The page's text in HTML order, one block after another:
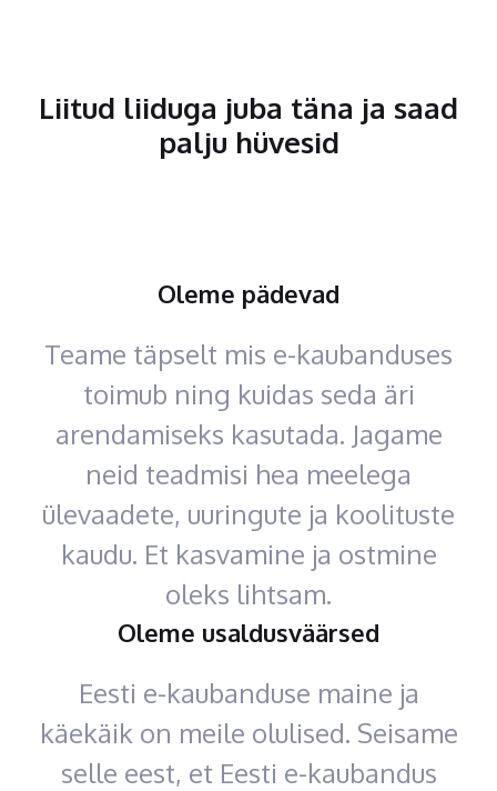
Liitud liiduga juba täna ja saad
palju hüvesid
Oleme pädevad
Teame täpselt mis e-kaubanduses
toimub ning kuidas seda äri
arendamiseks kasutada. Jagame
neid teadmisi hea meelega
ülevaadete, uuringute ja koolituste
kaudu. Et kasvamine ja ostmine
oleks lihtsam.
Oleme usaldusväärsed
Eesti e-kaubanduse maine ja
käekäik on meile olulised. Seisame
selle eest, et Eesti e-kaubandus